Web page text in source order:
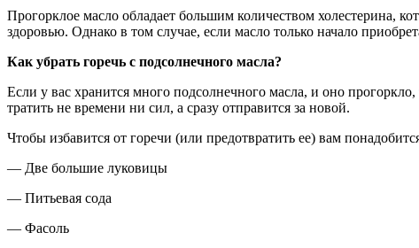
Прогорклое масло обладает большим количеством холестерина,
здоровью. Однако в том случае, если масло только начало
Как убрать горечь с подсолнечного масла?
Если у вас хранится много подсолнечного масла, и оно
тратить не времени ни сил, а сразу отправится за новой.
Чтобы избавится от горечи (или предотвратить ее) вам
— Две большие луковицы
— Питьевая сода
— Фасоль